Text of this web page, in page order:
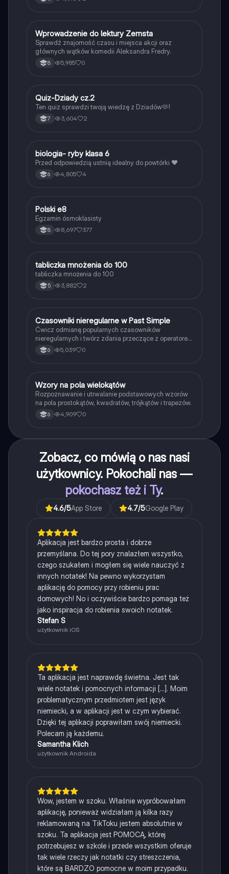
WJęzyk polski
Wprowadzenie do lektury Zemsta
Sprawdź znajomość czasu i miejsca akcji oraz
głównych wątków komedii Aleksandra Fredry.
8 5,985 0
QJęzyk polski
Quiz-Dziady cz.2
Ten quiz sprawdzi twoją wiedzę z Dziadów🫶!
7 3,604 2
BBiologia
biologia- ryby klasa 6
Przed odpowiedzią ustnią idealny do powtórki ❤️
6 4,805 4
Język polski
Polski e8
Egzamin ósmoklasisty
8 8,697 377
TMatematyka
tabliczka mnożenia do 100
tabliczka mnożenia do 100
5 3,882 2
CJęzyk angielski
Czasowniki nieregularne w Past Simple
Ćwicz odmianę popularnych czasowników
nieregularnych i twórz zdania przeczące z operatorem
didn't w czasie Past Simple.
6 5,039 0
WMatematyka
Wzory na pola wielokątów
Rozpoznawanie i utrwalanie podstawowych wzorów
na pola prostokątów, kwadratów, trójkątów i trapezów.
6 4,909 0
Zobacz, co mówią o nas nasi
użytkownicy. Pokochali nas —
pokochasz też i Ty.
4.6/5App Store 4.7/5Google Play
Aplikacja jest bardzo prosta i dobrze
przemyślana. Do tej pory znalazłem wszystko,
czego szukałem i mogłem się wiele nauczyć z
innych notatek! Na pewno wykorzystam
aplikację do pomocy przy robieniu prac
domowych! No i oczywiście bardzo pomaga też
jako inspiracja do robienia swoich notatek.
Stefan S
użytkownik iOS
Ta aplikacja jest naprawdę świetna. Jest tak
wiele notatek i pomocnych informacji [...]. Moim
problematycznym przedmiotem jest język
niemiecki, a w aplikacji jest w czym wybierać.
Dzięki tej aplikacji poprawiłam swój niemiecki.
Polecam ją każdemu.
Samantha Klich
użytkownik Androida
Wow, jestem w szoku. Właśnie wypróbowałam
aplikację, ponieważ widziałam ją kilka razy
reklamowaną na TikToku jestem absolutnie w
szoku. Ta aplikacja jest POMOCĄ, której
potrzebujesz w szkole i przede wszystkim oferuje
tak wiele rzeczy jak notatki czy streszczenia,
które są BARDZO pomocne w moim przypadku.